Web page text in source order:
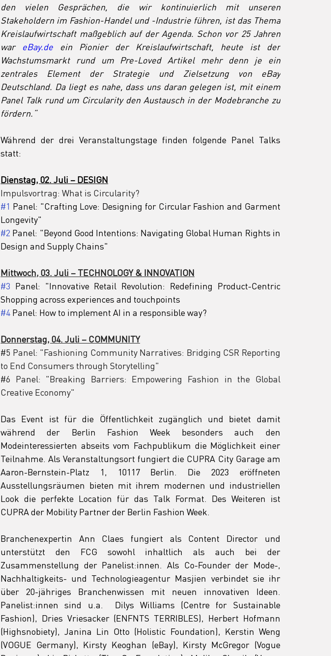
den vielen Gesprächen, die wir kontinuierlich mit unseren
Stakeholdern im Fashion-Handel und -Industrie führen, ist das Thema
Kreislaufwirtschaft maßgeblich auf der Agenda. Schon vor 25 Jahren
war eBay.de ein Pionier der Kreislaufwirtschaft, heute ist der
Wachstumsmarkt rund um Pre-Loved Artikel mehr denn je ein
zentrales Element der Strategie und Zielsetzung von eBay
Deutschland. Da liegt es nahe, dass uns daran gelegen ist, mit einem
Panel Talk rund um Circularity den Austausch in der Modebranche zu
fördern. “
Während der drei Veranstaltungstage finden folgende Panel Talks
statt:
Dienstag, 02. Juli – DESIGN
Impulsvortrag: What is Circularity?
#1 Panel: "Crafting Love: Designing for Circular Fashion and Garment
Longevity"
#2 Panel: "Beyond Good Intentions: Navigating Global Human Rights in
Design and Supply Chains"
Mittwoch, 03. Juli – TECHNOLOGY & INNOVATION
#3 Panel: "Innovative Retail Revolution: Redefining Product-Centric
Shopping across experiences and touchpoints
#4 Panel: How to implement AI in a responsible way?
Donnerstag, 04. Juli – COMMUNITY
#5 Panel: "Fashioning Community Narratives: Bridging CSR Reporting
to End Consumers through Storytelling"
#6 Panel: "Breaking Barriers: Empowering Fashion in the Global
Creative Economy"
Das Event ist für die Öffentlichkeit zugänglich und bietet damit
während der Berlin Fashion Week besonders auch den
Modeinteressierten abseits vom Fachpublikum die Möglichkeit einer
Teilnahme. Als Veranstaltungsort fungiert die CUPRA City Garage am
Aaron-Bernstein-Platz 1, 10117 Berlin. Die 2023 eröffneten
Ausstellungsräumen bieten mit ihrem modernen und industriellen
Look die perfekte Location für das Talk Format. Des Weiteren ist
CUPRA der Mobility Partner der Berlin Fashion Week.
Branchenexpertin
Ann Claes fungiert als Content Director und
unterstützt den FCG sowohl inhaltlich als auch bei der
Zusammenstellung der Panelist:innen. Als Co-Founder der Mode-,
Nachhaltigkeits- und Technologieagentur Masjien verbindet sie ihr
über 20-jähriges Branchenwissen mit neuen innovativen Ideen.
Panelist:innen sind u.a.  Dilys Williams (Centre for Sustainable
Fashion), Dries Vriesacker (ENFNTS TERRIBLES), Herbert Hofmann
(Highsnobiety), Janina Lin Otto (Holistic Foundation), Kerstin Weng
(VOGUE Germany), Kirsty Keoghan (eBay), Kirsty McGregor (Vogue